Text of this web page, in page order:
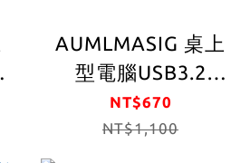
AUMLMASIG 桌上
型電腦USB3.2
GEN1 4 PORT 擴充
轉換卡
NT$670
NT$1,100